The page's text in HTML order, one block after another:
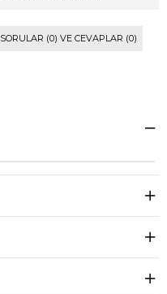
SORULAR (0) VE CEVAPLAR (0)